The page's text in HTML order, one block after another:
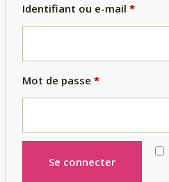
Identifiant ou e-mail *
Mot de passe *
Se connecter